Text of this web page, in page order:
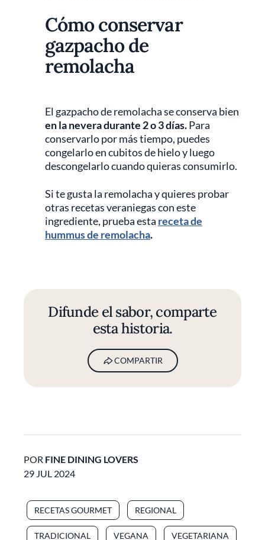
Cómo conservar
gazpacho de
remolacha
El gazpacho de remolacha se conserva bien
en la nevera durante 2 o 3 días.Para
conservarlo por más tiempo, puedes
congelarlo en cubitos de hielo y luego
descongelarlo cuando quieras consumirlo.
Si te gusta la remolacha y quieres probar
otras recetas veraniegas con este
ingrediente, prueba esta receta de
hummus de remolacha.
Difunde el sabor, comparte
esta historia.
COMPARTIR
POR FINE DINING LOVERS
29 JUL 2024
RECETAS GOURMET REGIONAL
TRADICIONAL VEGANA VEGETARIANA